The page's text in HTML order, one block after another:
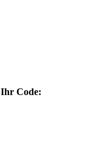
Ihr Code: